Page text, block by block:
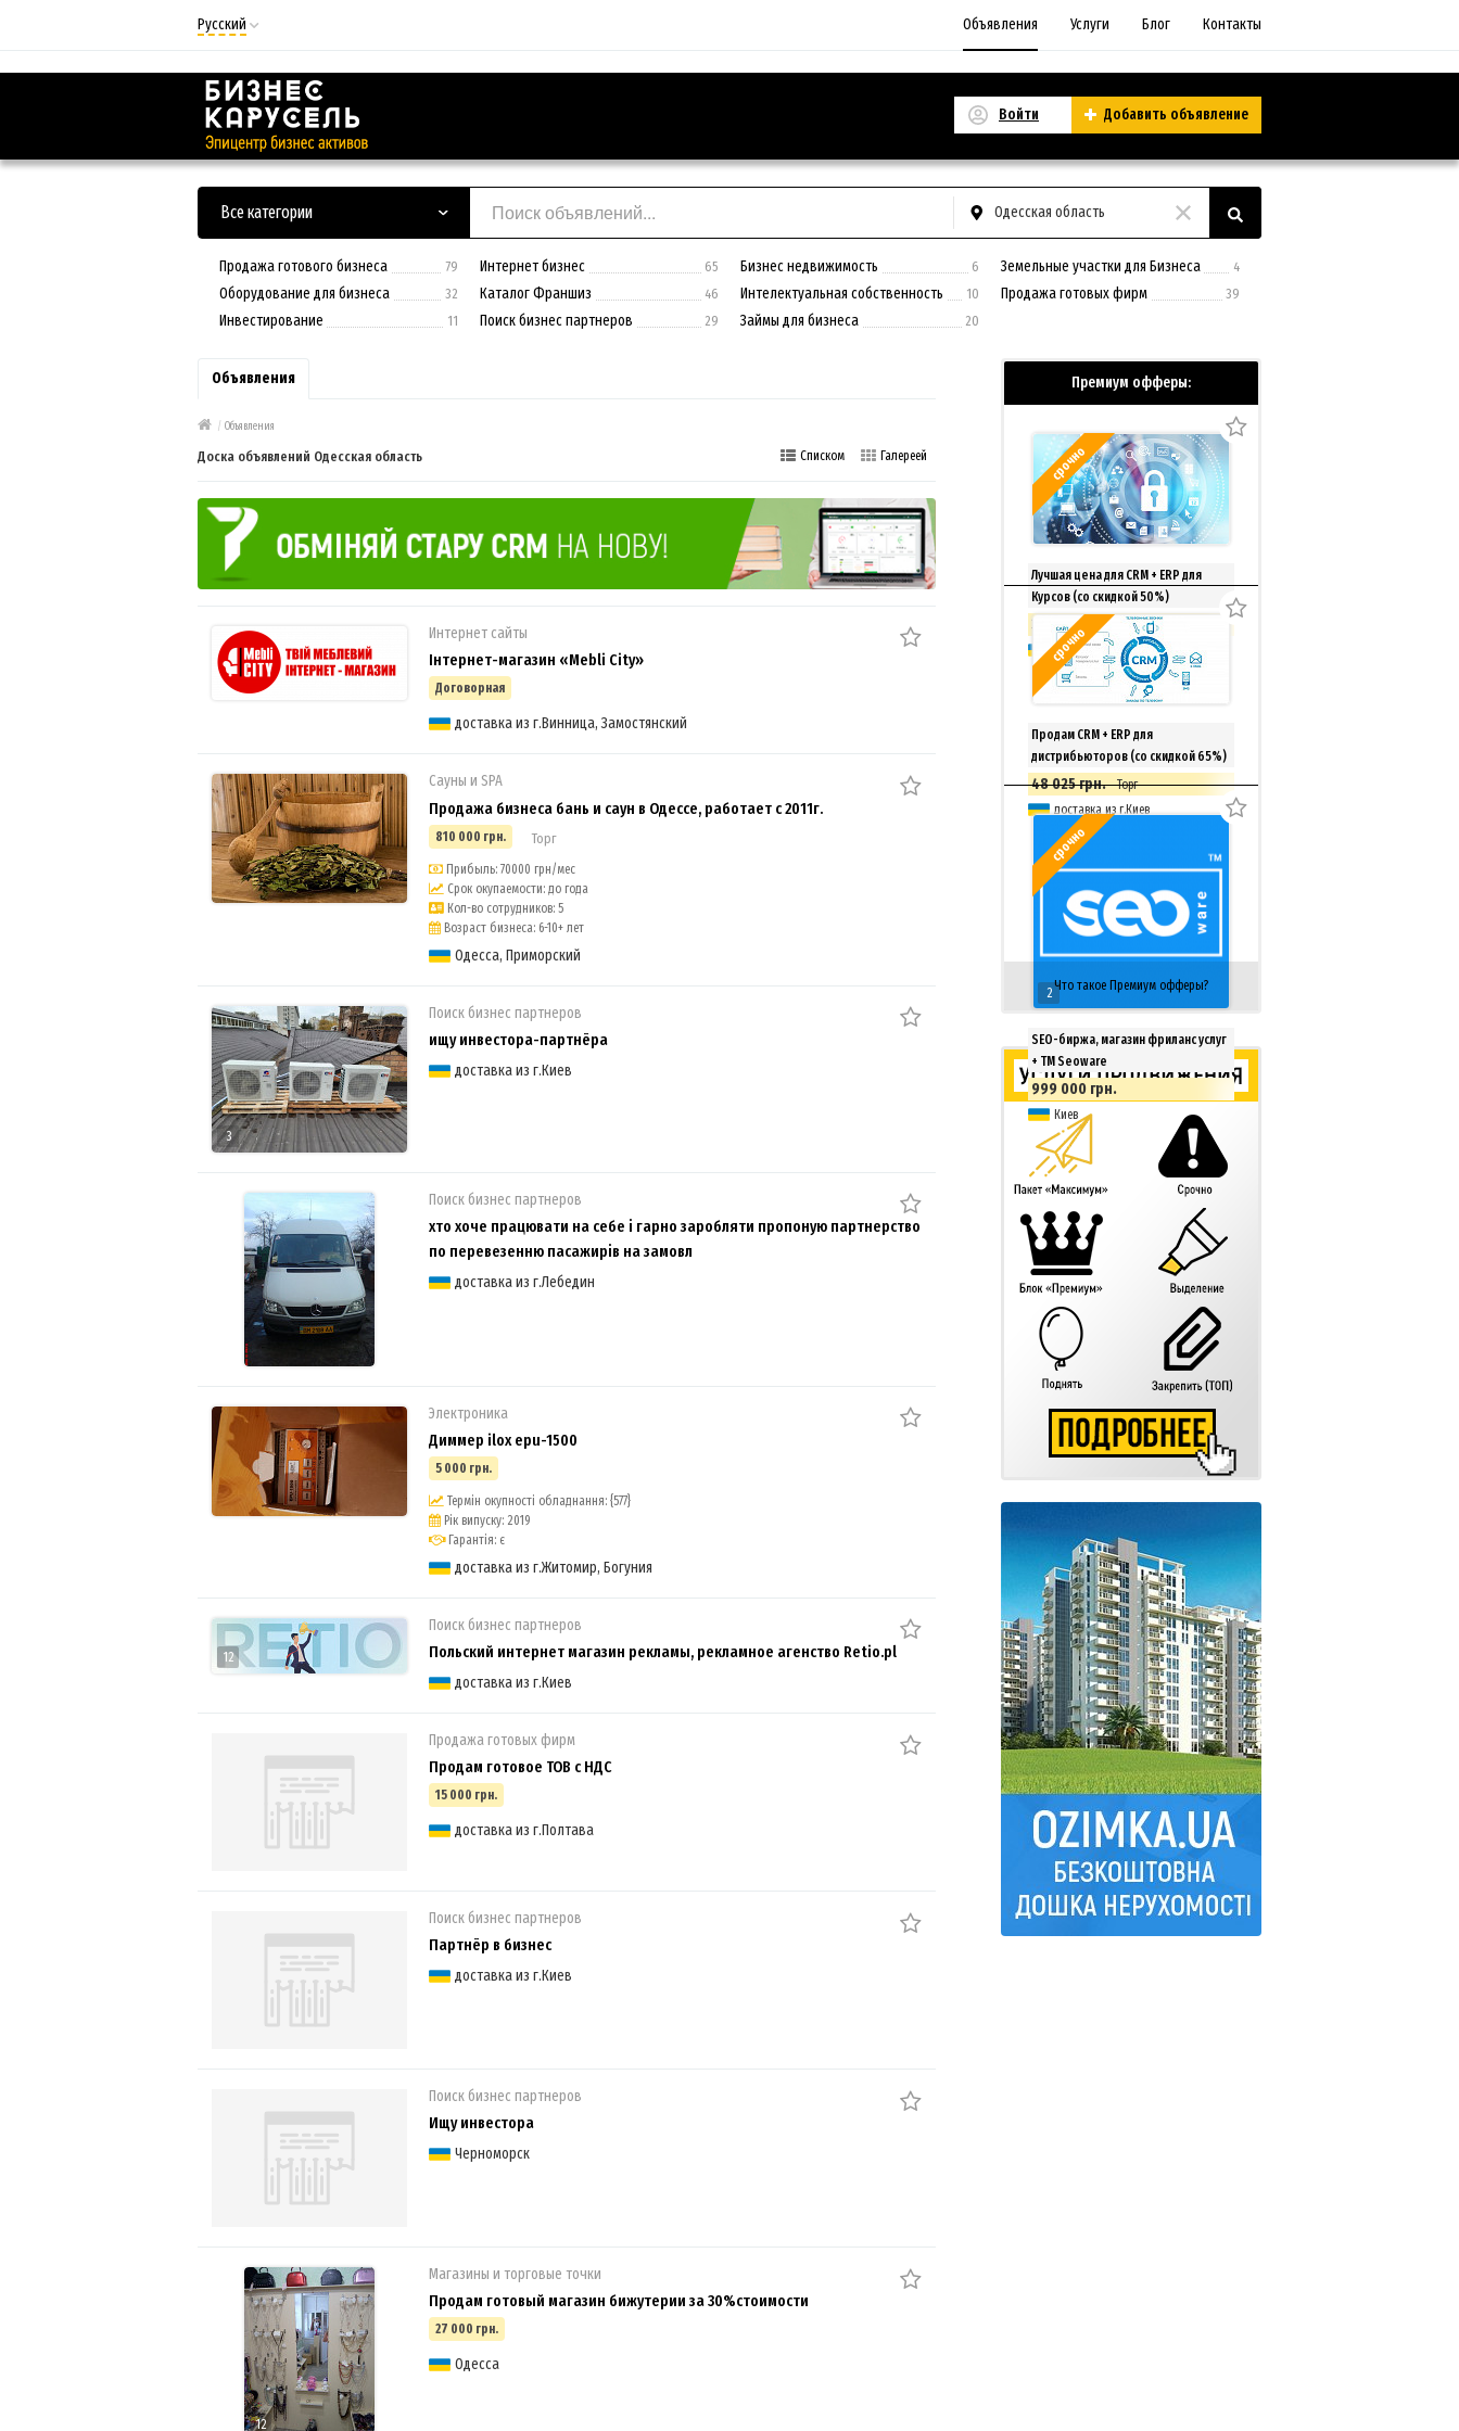
Русский
Русский
Українська
Объявления Услуги Блог Контакты
Войти Добавить объявление
Все категории Одесская область
Продажа готового бизнеса 79
Оборудование для бизнеса 32
Инвестирование 11
Интернет бизнес 65
Каталог Франшиз 46
Поиск бизнес партнеров 29
Бизнес недвижимость 6
Интелектуальная собственность 10
Займы для бизнеса 20
Земельные участки для Бизнеса 4
Продажа готовых фирм 39
Объявления
/ Объявления
Доска объявлений Одесская область Списком Галереей
Интернет сайты
Інтернет-магазин «Mebli City»
Договорная
доставка из г.Винница, Замостянский
Сауны и SPA
Продажа бизнеса бань и саун в Одессе, работает с 2011г.
810 000 грн. Торг
Прибыль: 70000 грн/мес
Срок окупаемости: до года
Кол-во сотрудников: 5
Возраст бизнеса: 6-10+ лет
Одесса, Приморский
3
Поиск бизнес партнеров
ищу инвестора-партнёра
доставка из г.Киев
Поиск бизнес партнеров
хто хоче працювати на себе і гарно заробляти пропоную партнерство
по перевезенню пасажирів на замовл
доставка из г.Лебедин
Электроника
Диммер ilox epu-1500
5 000 грн.
Термін окупності обладнання: {577}
Рік випуску: 2019
Гарантія: є
доставка из г.Житомир, Богуния
12
Поиск бизнес партнеров
Польский интернет магазин рекламы, рекламное агенство Retio.pl
доставка из г.Киев
Продажа готовых фирм
Продам готовое ТОВ с НДС
15 000 грн.
доставка из г.Полтава
Поиск бизнес партнеров
Партнёр в бизнес
доставка из г.Киев
Поиск бизнес партнеров
Ищу инвестора
Черноморск
12
Магазины и торговые точки
Продам готовый магазин бижутерии за 30%стоимости
27 000 грн.
Одесса
Премиум офферы:
срочно
Лучшая цена для CRM + ERP для
Курсов (со скидкой 50%)
33 150 грн.
Торг
доставка из г.Киев
срочно
Продам CRM + ERP для
дистрибьюторов (со скидкой 65%)
48 025 грн.
Торг
доставка из г.Киев
срочно
2
SEO-биржа, магазин фриланс услуг
+ ТМ Seoware
999 000 грн.
Киев
Что такое Премиум офферы?